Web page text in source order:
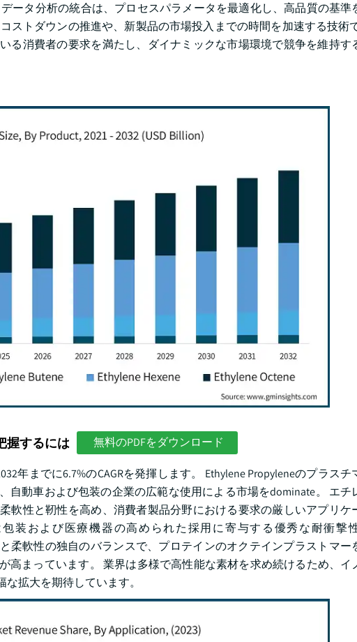
ータ分析の統合は、プロセスパラメータを最適化し、高品質の基準
ストダウンの推進や、新製品の市場投入までの時間を加速する技術
る消費者の要求を満たし、ダイナミックな市場環境で競争を維持す
握するには 無料のPDFをダウンロード
年までに6.7%のCAGRを発揮します。 Ethylene Propyleneのプラスチ
動車および包装の企業の広範な使用による市場をdominate。 エチ
軟性と靭性を高め、消費者製品分野における要求の厳しいアプリケ
装および医療機器の高められた採用に寄与する優秀な耐衝撃
柔軟性の独自のバランスで、プロテインのオクテインプラストマー
高まっています。 業界は多様で高性能な素材を求め続けるため、イ
拡大を期待しています。